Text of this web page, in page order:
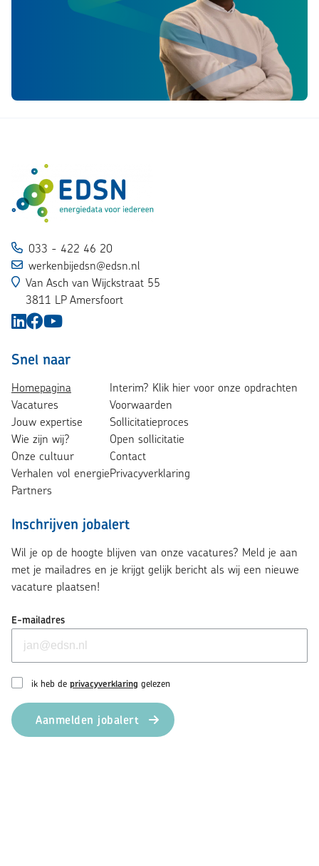
033 - 422 46 20
werkenbijedsn@edsn.nl
Van Asch van Wijckstraat 55
3811 LP Amersfoort
Snel naar
Homepagina
Vacatures
Jouw expertise
Wie zijn wij?
Onze cultuur
Verhalen vol energie
Partners
Interim? Klik hier voor onze opdrachten
Voorwaarden
Sollicitatieproces
Open sollicitatie
Contact
Privacyverklaring
Inschrijven jobalert
Wil je op de hoogte blijven van onze vacatures? Meld je aan
met je mailadres en je krijgt gelijk bericht als wij een nieuwe
vacature plaatsen!
E-mailadres
ik heb de privacyverklaring gelezen
Aanmelden jobalert